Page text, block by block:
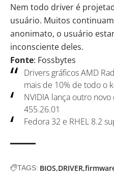
Nem todo driver é
usuário. Muitos
anonimato, o usuário
inconsciente deles.
Fonte: Fossbytes
Drivers gráficos AMD
mais de 10% de todo o
NVIDIA lança outro
455.26.01
Fedora 32 e RHEL 8.2
TAGS: BIOS DRIVER